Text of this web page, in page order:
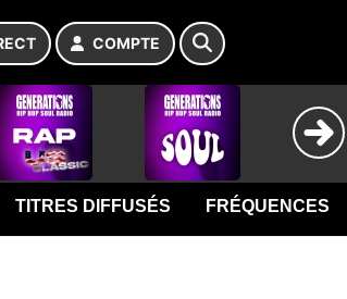
COMPTE
TITRES DIFFUSÉS FRÉQUENCES